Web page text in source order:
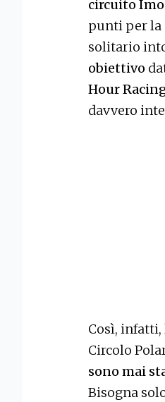
circuito
punti per la
solitario
obiettivo
Hour
davvero
Così, infatti,
Circolo
sono mai
Bisogna